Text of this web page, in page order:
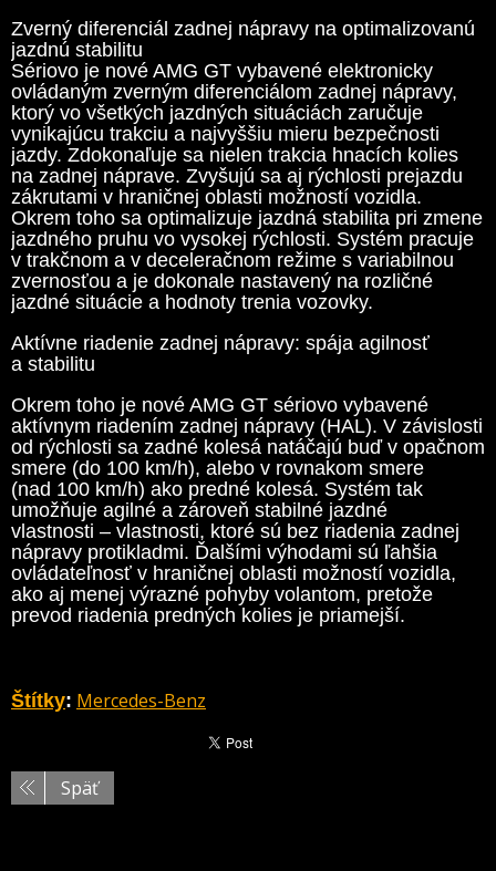
Zverný diferenciál zadnej nápravy na optimalizovanú
jazdnú stabilitu
Sériovo je nové AMG GT vybavené elektronicky
ovládaným zverným diferenciálom zadnej nápravy,
ktorý vo všetkých jazdných situáciách zaručuje
vynikajúcu trakciu a najvyššiu mieru bezpečnosti
jazdy. Zdokonaľuje sa nielen trakcia hnacích kolies
na zadnej náprave. Zvyšujú sa aj rýchlosti prejazdu
zákrutami v hraničnej oblasti možností vozidla.
Okrem toho sa optimalizuje jazdná stabilita pri zmene
jazdného pruhu vo vysokej rýchlosti. Systém pracuje
v trakčnom a v deceleračnom režime s variabilnou
zvernosťou a je dokonale nastavený na rozličné
jazdné situácie a hodnoty trenia vozovky.
Aktívne riadenie zadnej nápravy: spája agilnosť
a stabilitu
Okrem toho je nové AMG GT sériovo vybavené
aktívnym riadením zadnej nápravy (HAL). V závislosti
od rýchlosti sa zadné kolesá natáčajú buď v opačnom
smere (do 100 km/h), alebo v rovnakom smere
(nad 100 km/h) ako predné kolesá. Systém tak
umožňuje agilné a zároveň stabilné jazdné
vlastnosti – vlastnosti, ktoré sú bez riadenia zadnej
nápravy protikladmi. Ďalšími výhodami sú ľahšia
ovládateľnosť v hraničnej oblasti možností vozidla,
ako aj menej výrazné pohyby volantom, pretože
prevod riadenia predných kolies je priamejší.
Štítky: Mercedes-Benz
Späť